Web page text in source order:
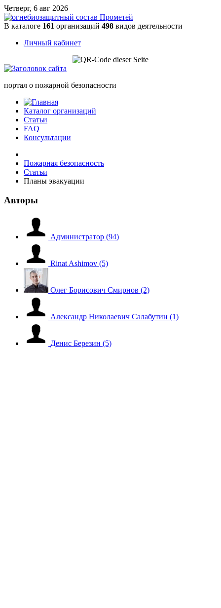
Четверг, 6 авг 2026
В каталоге 161 организаций 498 видов деятельности
Личный кабинет
портал о пожарной безопасности
Каталог организаций
Статьи
FAQ
Консультации
Пожарная безопасность
Статьи
Планы эвакуации
Авторы
Администратор (94)
Rinat Ashimov (5)
Олег Борисович Смирнов (2)
Александр Николаевич Салабутин (1)
Денис Березин (5)